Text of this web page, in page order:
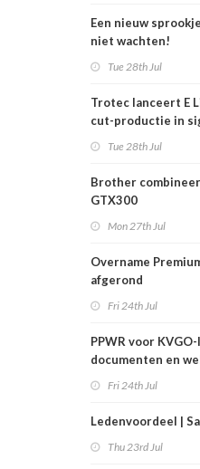
Een nieuw
niet wachten!
Tue 28th Jul
Trotec lanceert E
cut-productie in
Tue 28th Jul
Brother
GTX300
Mon 27th Jul
Overname
afgerond
Fri 24th Jul
PPWR voor
documenten en
Fri 24th Jul
Ledenvoordeel |
Thu 23rd Jul